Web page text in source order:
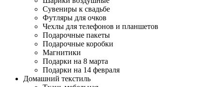
Сувениры к свадьбе
Футляры для очков
Чехлы для телефонов и планшетов
Подарочные пакеты
Подарочные коробки
Магнитики
Подарки на 8 марта
Подарки на 14 февраля
Домашний текстиль